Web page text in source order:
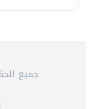
© 2026